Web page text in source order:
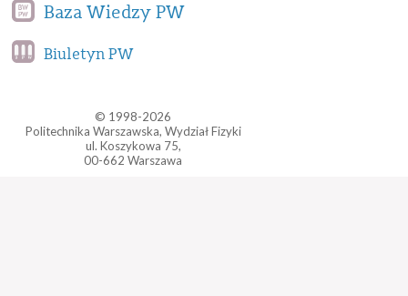
Baza Wiedzy PW
Biuletyn PW
© 1998-2026
Politechnika Warszawska, Wydział Fizyki
ul. Koszykowa 75,
00-662 Warszawa